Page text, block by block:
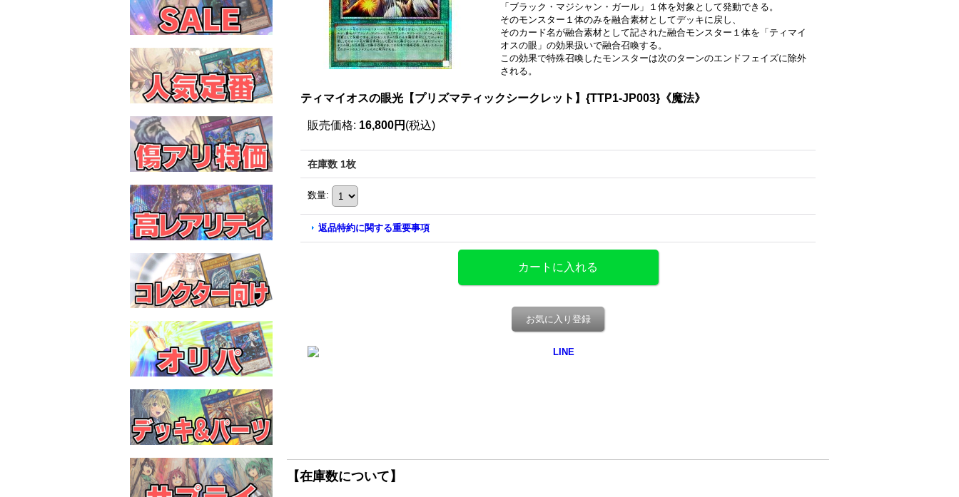
「ブラック・マジシャン・ガール」１体を対象として発動できる。
そのモンスター１体のみを融合素材としてデッキに戻し、
そのカード名が融合素材として記された融合モンスター１体を「ティマイ
オスの眼」の効果扱いで融合召喚する。
この効果で特殊召喚したモンスターは次のターンのエンドフェイズに除外
される。
ティマイオスの眼光【プリズマティックシークレット】{TTP1-JP003}《魔法》
販売価格: 16,800円 (税込)
在庫数 1枚
数量:
返品特約に関する重要事項
お気に入り登録
【在庫数について】